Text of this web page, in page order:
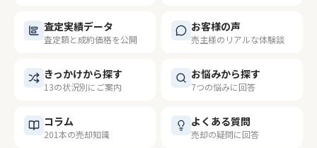
査定実績データ
査定額と成約価格を公開
お客様の声
売主様のリアルな体験談
きっかけから探す
13の状況別にご案内
お悩みから探す
7つの悩みに回答
コラム
201本の売却知識
よくある質問
売却の疑問に回答